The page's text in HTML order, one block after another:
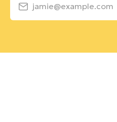
jamie@example.com